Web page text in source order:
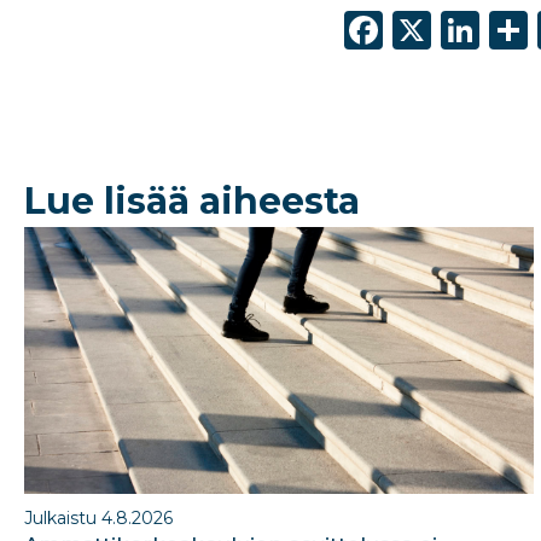
F
o
o
k
X Li
n
Lue lisää aiheesta
Julkaistu 4.8.2026